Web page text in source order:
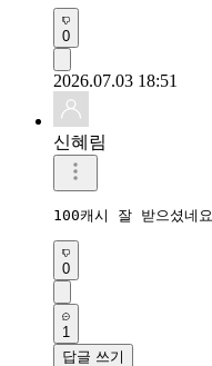
0
2026.07.03 18:51
신혜림
100캐시 잘 받으셨네요
0
1
답글 쓰기